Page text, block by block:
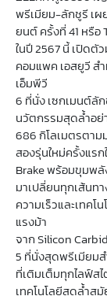
พรีเมียม-ลักชูรี เผ
ยนต์ ครั้งที่ 41 หรื
ในปี 2567 นี้ เปิดตั
คอมแพค เอสยูวี ส
เอ็มพีวี
6 ที่นั่ง เซกเมนต์ลั
นวัตกรรมสุดล้ำอย่
686 กิโลเมตรตาม
สองรุ่นใหม่ครั้งแรก
Brake พร้อมขุมพลั
มาเปลี่ยนทุกเส้นท
ความเร็วและเทค
แรงม้า
จาก Silicon
5 ที่นั่งสุดพรีเมียม
ที่เติมเต็มทุกไลฟ์
เทคโนโลยีสุดล้ำส